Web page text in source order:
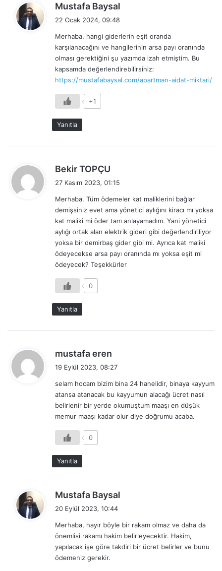
Mustafa Baysal
i
k
i
:
22 Ocak 2024, 09:48
Merhaba, hangi giderlerin eşit oranda
karşılanacağını ve hangilerinin arsa payı oranında
olması gerektiğini şu yazımda izah etmiştim. Bu
kapsamda değerlendirebilirsiniz:
https://mustafabaysal.com/apartman-aidat-miktari/
+1
Yanıtla
Bekir TOPÇU
i
k
i
:
27 Kasım 2023, 01:15
Merhaba. Tüm ödemeler kat maliklerini bağlar
demişsiniz evet ama yönetici aylığını kiracı mı yoksa
kat maliki mi öder tam anlayamadım. Yani yönetici
aylığı ortak alan elektrik gideri gibi değerlendiriliyor
yoksa bir demirbaş gider gibi mi. Ayrıca kat maliki
ödeyecekse arsa payı oranında mı yoksa eşit mi
ödeyecek? Teşekkürler
0
Yanıtla
mustafa eren
i
k
:
19 Eylül 2023, 08:27
selam hocam bizim bina 24 hanelidir, binaya kayyum
atansa atanacak bu kayyumun alacağı ücret nasıl
belirlenir bir yerde okumuştum maaşı en düşük
memur maaşı kadar olur diye doğrumu acaba.
0
Yanıtla
Mustafa Baysal
k
i
20 Eylül 2023, 10:44
Merhaba, hayır böyle bir rakam olmaz ve daha da
önemlisi rakamı hakim belirleyecektir. Hakim,
yapılacak işe göre takdiri bir ücret belirler ve bunu
ödemeniz gerekir.